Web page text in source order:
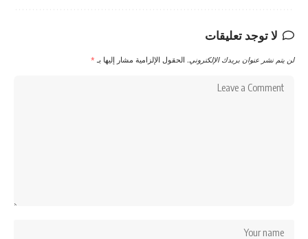
لا توجد تعليقات
لن يتم نشر عنوان بريدك الإلكتروني. الحقول الإلزامية مشار إليها بـ *